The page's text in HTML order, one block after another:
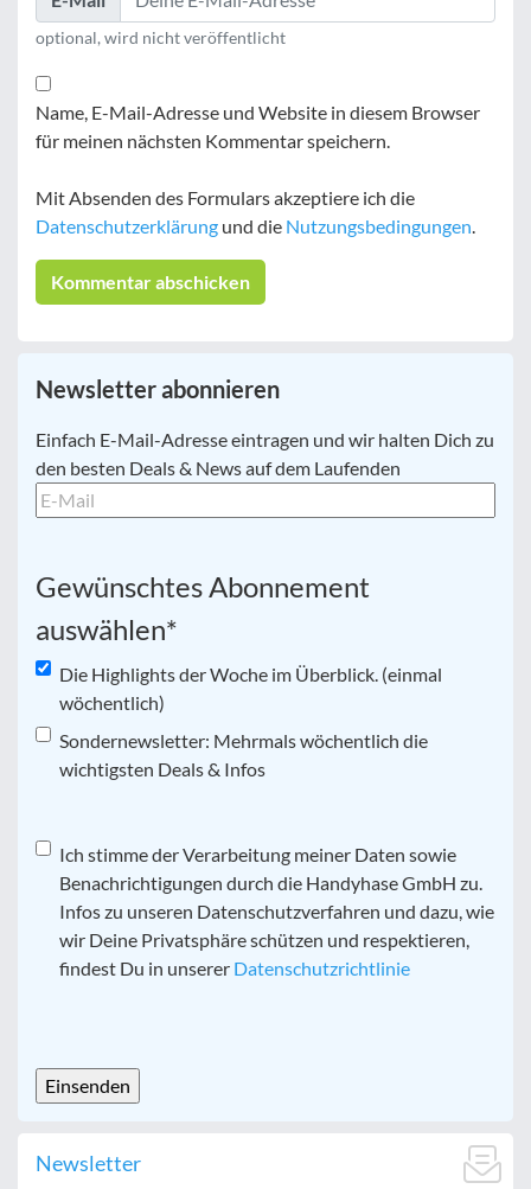
optional, wird nicht veröffentlicht
Name, E-Mail-Adresse und Website in diesem Browser
für meinen nächsten Kommentar speichern.
Mit Absenden des Formulars akzeptiere ich die
Datenschutzerklärung und die Nutzungsbedingungen
Newsletter abonnieren
E-
Mail *
Einfach E-Mail-Adresse eintragen und wir halten Dich zu
den besten Deals & News auf dem Laufenden
Gewünschtes Abonnement
auswählen*
Die Highlights der Woche im Überblick. (einmal
wöchentlich)
Sondernewsletter: Mehrmals wöchentlich die
wichtigsten Deals & Infos
Datenschutz*
Ich stimme der Verarbeitung meiner Daten sowie
Benachrichtigungen durch die Handyhase GmbH zu.
Infos zu unseren Datenschutzverfahren und dazu, wie
wir Deine Privatsphäre schützen und respektieren,
findest Du in unserer Datenschutzrichtlinie
Newsletter